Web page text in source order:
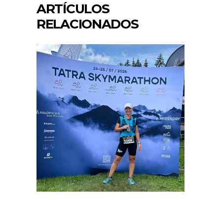
ARTÍCULOS
RELACIONADOS